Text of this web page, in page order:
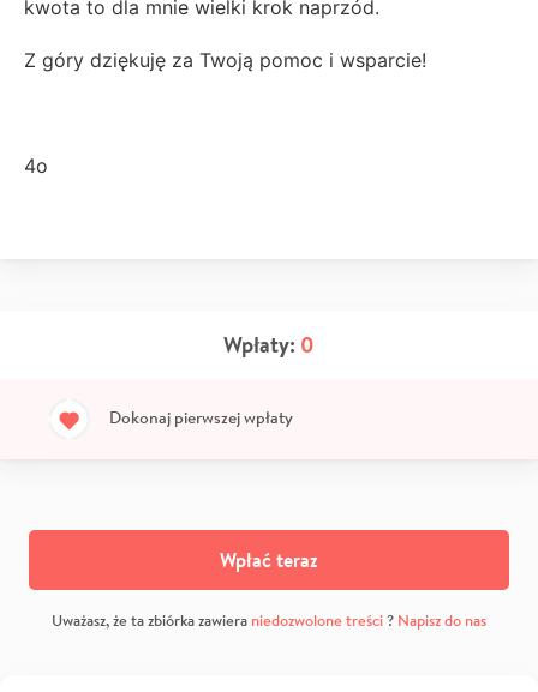
kwota to dla mnie wielki krok naprzód.
Z góry dziękuję za Twoją pomoc i wsparcie!
4o
Wpłaty: 0
Dokonaj pierwszej wpłaty
Wpłać teraz
Uważasz, że ta zbiórka zawiera niedozwolone treści? Napisz do nas